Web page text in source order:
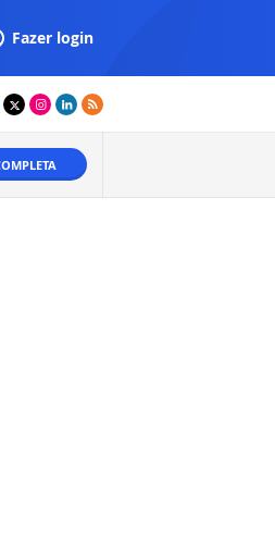
Fazer login